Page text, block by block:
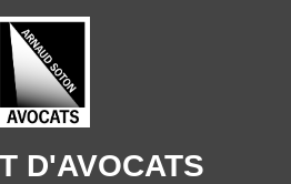
D'AVOCATS